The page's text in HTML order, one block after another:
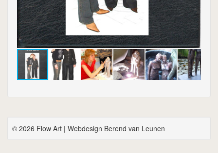
© 2026 Flow Art | Webdesign Berend van Leunen